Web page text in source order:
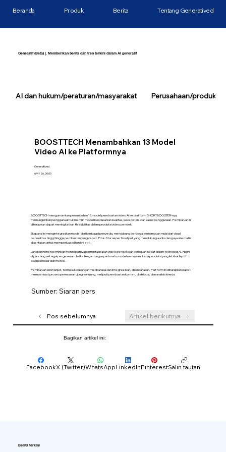
Generatif (Beta) |. Memberikan berita dan tren terkini dalam AI generatif
BOOSTTECH Menambahkan 13 Model
Video AI ke Platformnya
Generatived
6/4/26, 00.00
BOOSTTECH mengumumkan penambahan 13 model pembuatan video AI ke platform SHORTBOOSTER-nya,
memungkinkan pengguna untuk memilih model berdasarkan kualitas, kecepatan, dan kasus penggunaan. Pembaruan ini
diharapkan dapat meningkatkan fleksibilitas dalam produksi video pendek.
Ekspansi ini mengintegrasikan model dari berbagai penyedia, mendukung berbagai kemampuan mulai dari visual
berkualitas tinggi hingga pembuatan yang cepat. Fitur-fitur seperti output yang mendukung audio dan gaya sinematik
disertakan untuk memperluas pilihan kreatif.
Langkah ini mencerminkan meningkatnya permintaan akan video pendek dan kemajuan pesat dalam teknologi AI. Hal ini
dipandang sebagai pergeseran dari ketergantungan pada satu model menuju alur kerja produksi yang lebih adaptif
bagi pemasar dan merek.
Pembaruan lebih lanjut, termasuk dukungan multibahasa dan integrasi iklan, direncanakan. Platform ini diharapkan dapat
memperkuat proses pemasaran ujung-ke-ujung, meliputi pembuatan konten, distribusi, dan analisis kinerja.
Sumber: Siaran pers
Pos sebelumnya Artikel berikutnya
Beranda Produk Berita Tentang Generatived
Bagikan artikel ini:
FacebookX (Twitter)WhatsAppLinkedInPinterestSalin tautan
AI dan hukum/peraturan/masyarakat Perusahaan/produk/
Berita terkini